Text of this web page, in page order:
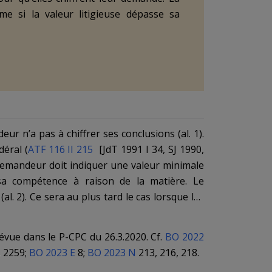
si la valeur litigieuse dépasse sa
n’a pas à chiffrer ses conclusions (al. 1).
(ATF 116 II 215 [JdT 1991 I 34, SJ 1990,
doit indiquer une valeur minimale
compétence à raison de la matière. Le
al. 2). Ce sera au plus tard le cas lorsque les
même s’il s’avère que la valeur
ont déjà été administrées. Le projet
L’action échelonnée, reconnue par la
dans le P-CPC du 26.3.2020. Cf. BO 2022
2259; BO 2023 E 8; BO 2023 N 213, 216, 218.